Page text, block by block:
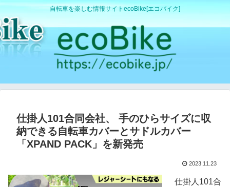
自転車を楽しむ情報サイトecoBike[エコバイク]
仕掛人101合同会社、 手のひらサイズに収
納できる自転車カバーとサドルカバー
「XPAND PACK」を新発売
2023.11.23
仕掛人101合